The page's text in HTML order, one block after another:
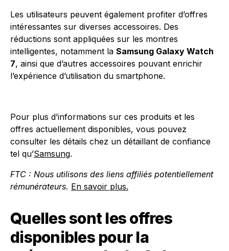
Les utilisateurs peuvent également profiter d’offres
intéressantes sur diverses accessoires. Des
réductions sont appliquées sur les montres
intelligentes, notamment la Samsung Galaxy Watch
7, ainsi que d’autres accessoires pouvant enrichir
l’expérience d’utilisation du smartphone.
Pour plus d’informations sur ces produits et les
offres actuellement disponibles, vous pouvez
consulter les détails chez un détaillant de confiance
tel qu’Samsung.
FTC : Nous utilisons des liens affiliés potentiellement
rémunérateurs. En savoir plus.
Quelles sont les offres
disponibles pour la